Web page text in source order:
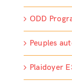
ODD
Peuples
Plaidoyer